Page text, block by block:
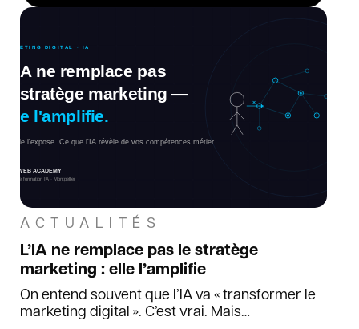
ACTUALITÉS
L’IA ne remplace pas le stratège
marketing : elle l’amplifie
On entend souvent que l’IA va « transformer le
marketing digital ». C’est vrai. Mais…